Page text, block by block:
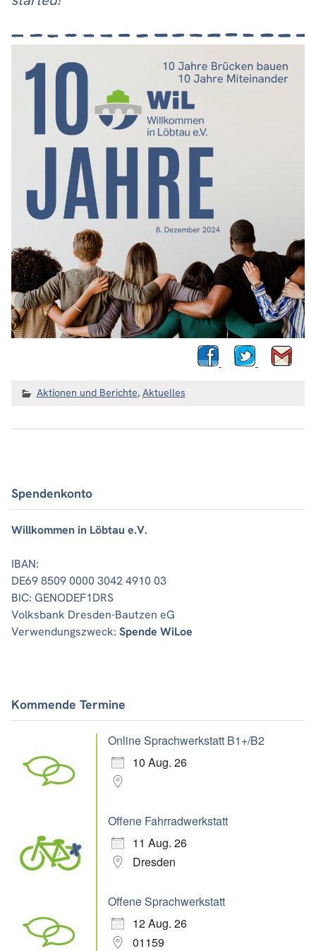
Aktionen und Berichte, Aktuelles
Spendenkonto
Willkommen in Löbtau e.V.
IBAN:
DE69 8509 0000 3042 4910 03
BIC: GENODEF1DRS
Volksbank Dresden-Bautzen eG
Verwendungszweck: Spende WiLoe
Kommende Termine
Online Sprachwerkstatt B1+/B2
10 Aug. 26
Offene Fahrradwerkstatt
11 Aug. 26
Dresden
Offene Sprachwerkstatt
12 Aug. 26
01159